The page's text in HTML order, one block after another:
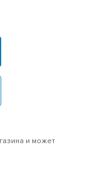
и может